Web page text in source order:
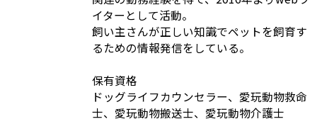
イターとして活動。
飼い主さんが正しい知識でペットを飼育す
るための情報発信をしている。
保有資格
ドッグライフカウンセラー、愛玩動物救命
士、愛玩動物搬送士、愛玩動物介護士